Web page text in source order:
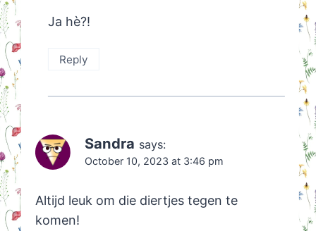
Ja hè?!
Reply
Sandra says:
October 10, 2023 at 3:46 pm
Altijd leuk om die diertjes tegen te
komen!